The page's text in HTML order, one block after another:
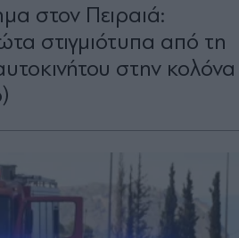
στον Πειραιά:
στιγμιότυπα από τη
στην κολόνα